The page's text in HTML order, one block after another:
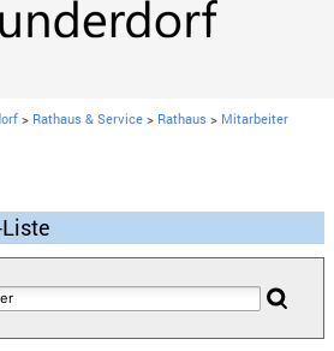
> Rathaus & Service > Rathaus > Mitarbeiter